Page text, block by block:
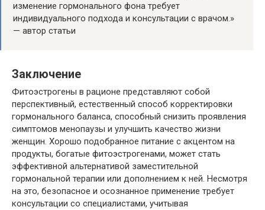
изменение гормонального фона требует
индивидуального подхода и консультации с врачом.»
— автор статьи
Заключение
Фитоэстрогены в рационе представляют собой
перспективный, естественный способ корректировки
гормонального баланса, способный снизить проявления
симптомов менопаузы и улучшить качество жизни
женщин. Хорошо подобранное питание с акцентом на
продукты, богатые фитоэстрогенами, может стать
эффективной альтернативой заместительной
гормональной терапии или дополнением к ней. Несмотря
на это, безопасное и осознанное применение требует
консультации со специалистами, учитывая